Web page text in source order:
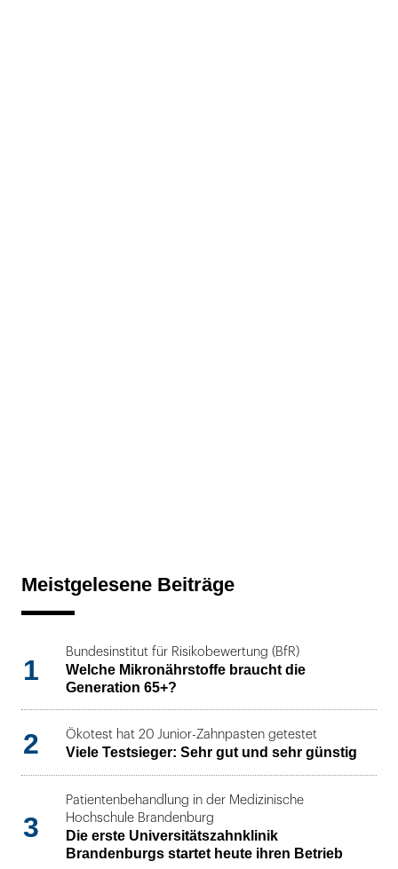
Meistgelesene Beiträge
1
Bundesinstitut für Risikobewertung (BfR)
Welche Mikronährstoffe braucht die
Generation 65+?
2 Ökotest hat 20 Junior-Zahnpasten getestet
Viele Testsieger: Sehr gut und sehr günstig
3
Patientenbehandlung in der Medizinische
Hochschule Brandenburg
Die erste Universitätszahnklinik
Brandenburgs startet heute ihren Betrieb